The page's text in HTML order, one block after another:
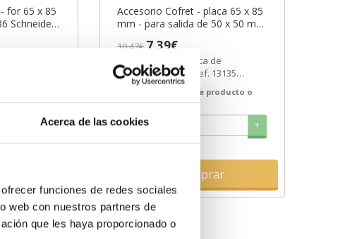
Acerca de las cookies
funciones de redes sociales
web con nuestros partners de
que les haya proporcionado o
for 65 x 85
Schneider
+
Accesorio Cofret - placa 65 x 85
mm - para salida de 50 x 50 mm
[PLAZO 3-6 SEMANAS]
10,47€7,39€
13135 | Kaedra Placa de
Schneider Electric ref. 13135
Precio: 5,37€ - Oferta con un 41%
Tipo de producto o
componentePlaca
- +
Comprar